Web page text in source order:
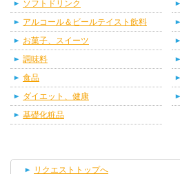
ソフトドリンク
アルコール＆ビールテイスト飲料
お菓子、スイーツ
調味料
食品
ダイエット、健康
基礎化粧品
リクエストトップへ